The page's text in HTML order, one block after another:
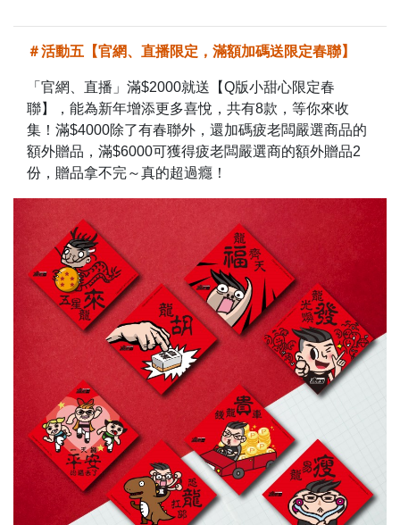
＃活動五【官網、直播限定，滿額加碼送限定春聯】
「官網、直播」滿$2000就送【Q版小甜心限定春
聯】，能為新年增添更多喜悅，共有8款，等你來收
集！滿$4000除了有春聯外，還加碼疲老闆嚴選商品的
額外贈品，滿$6000可獲得疲老闆嚴選商的額外贈品2
份，贈品拿不完～真的超過癮！